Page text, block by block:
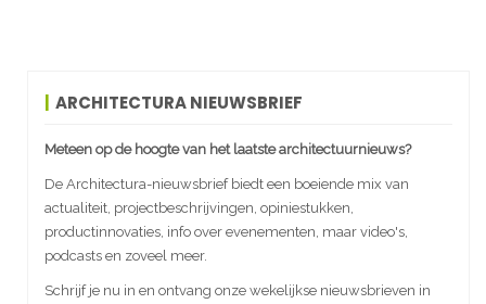
ARCHITECTURA NIEUWSBRIEF
Meteen op de hoogte van het laatste architectuurnieuws?
De Architectura-nieuwsbrief biedt een boeiende mix van
actualiteit, projectbeschrijvingen, opiniestukken,
productinnovaties, info over evenementen, maar video's,
podcasts en zoveel meer.
Schrijf je nu in en ontvang onze wekelijkse nieuwsbrieven in